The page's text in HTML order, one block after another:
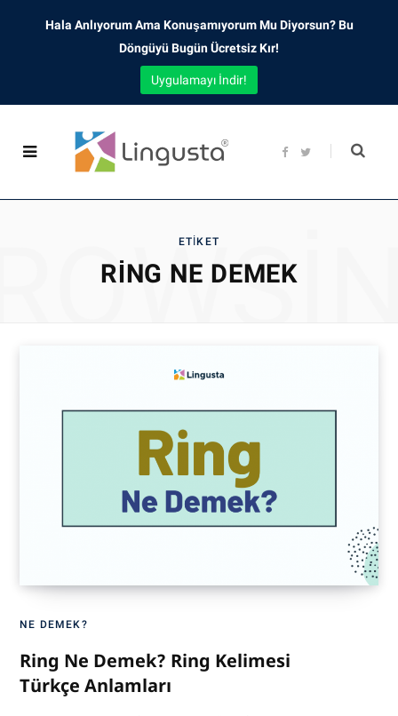
F
b
t
ETIKET
RING NE DEMEK
NE DEMEK?
Ring Ne Demek? Ring Kelimesi
Türkçe Anlamları
Hala Anlıyorum Ama Konuşamıyorum Mu Diyorsun? Bu
Döngüyü Bugün Ücretsiz Kır!
Uygulamayı İndir!